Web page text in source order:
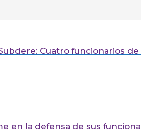
Cuatro funcionarios
en la defensa de sus